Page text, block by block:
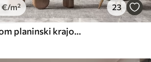
€/m² 23
Naslikan akvarelom planinski krajolik